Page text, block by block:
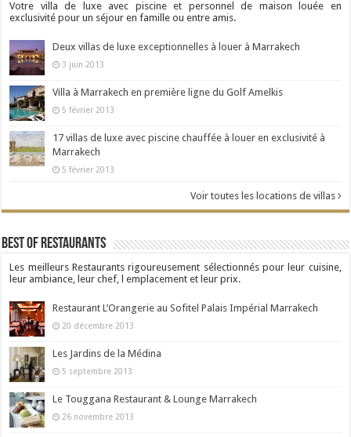
Votre villa de luxe avec piscine et personnel de maison louée en
exclusivité pour un séjour en famille ou entre amis.
Deux villas de luxe exceptionnelles à louer à Marrakech
3 juin 2013
Villa à Marrakech en première ligne du Golf Amelkis
5 février 2013
17 villas de luxe avec piscine chauffée à louer en exclusivité à
Marrakech
5 février 2013
Voir toutes les locations de villas
Best Of Restaurants
Les meilleurs Restaurants rigoureusement sélectionnés pour leur cuisine,
leur ambiance, leur chef, l emplacement et leur prix.
Restaurant L’Orangerie au Sofitel Palais Impérial Marrakech
20 décembre 2013
Les Jardins de la Médina
5 septembre 2013
Le Touggana Restaurant & Lounge Marrakech
26 novembre 2013